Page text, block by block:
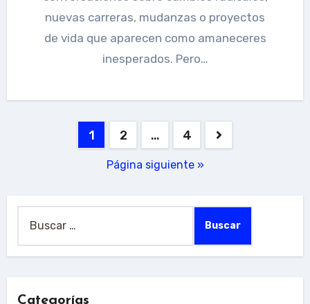
nuevas carreras, mudanzas o proyectos
de vida que aparecen como amaneceres
inesperados. Pero…
Paginación
1 2 … 4
Página siguiente »
Categorías